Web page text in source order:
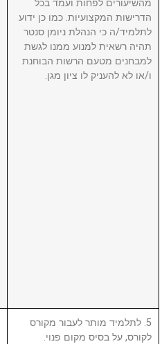
מהשיעורים לפחות ועמד בכל
הדרישות המקצועיות. כמו כן ידוע
לתלמיד/ה כי הנהלת ניומן סנטר
תהיה רשאית למנוע ממנו לגשת
למבחנים מטעם הרשות הבוחנת
ו/או לא להעניק לו ציון מגן.
5. לתלמיד מותר לעבור מקורס
לקורס, על בסיס מקום פנוי.